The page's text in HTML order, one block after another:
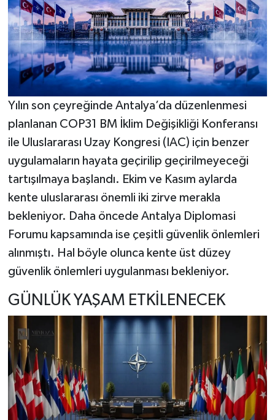
Yılın son çeyreğinde Antalya’da düzenlenmesi
planlanan COP31 BM İklim Değişikliği Konferansı
ile Uluslararası Uzay Kongresi (IAC) için benzer
uygulamaların hayata geçirilip geçirilmeyeceği
tartışılmaya başlandı. Ekim ve Kasım aylarda
kente uluslararası önemli iki zirve merakla
bekleniyor. Daha öncede Antalya Diplomasi
Forumu kapsamında ise çeşitli güvenlik önlemleri
alınmıştı. Hal böyle olunca kente üst düzey
güvenlik önlemleri uygulanması bekleniyor.
GÜNLÜK YAŞAM ETKİLENECEK